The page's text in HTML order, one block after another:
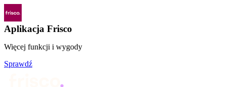
Aplikacja Frisco
Więcej funkcji i wygody
Sprawdź